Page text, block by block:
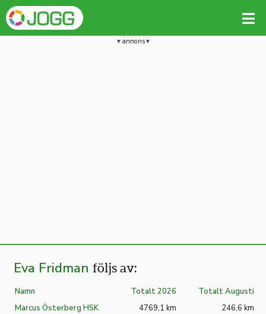
annons
Eva Fridman följs av:
Namn Totalt 2026 Totalt Augusti
Marcus Österberg HSK 4769,1 km
246,6 km